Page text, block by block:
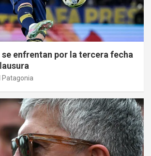
se enfrentan por la tercera fecha
Patagonia